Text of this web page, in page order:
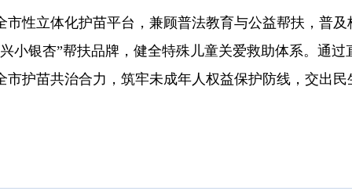
市性立体化护苗平台，兼顾普法教育与公益帮扶，普及
小银杏”帮扶品牌，健全特殊儿童关爱救助体系。通过
护苗共治合力，筑牢未成年人权益保护防线，交出民